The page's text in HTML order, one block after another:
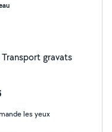
gravats
les yeux